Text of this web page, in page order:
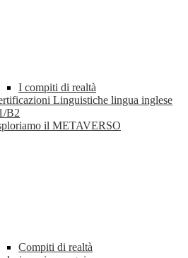
I compiti di realtà
Linguistiche lingua inglese
B2
il METAVERSO
Compiti di realtà